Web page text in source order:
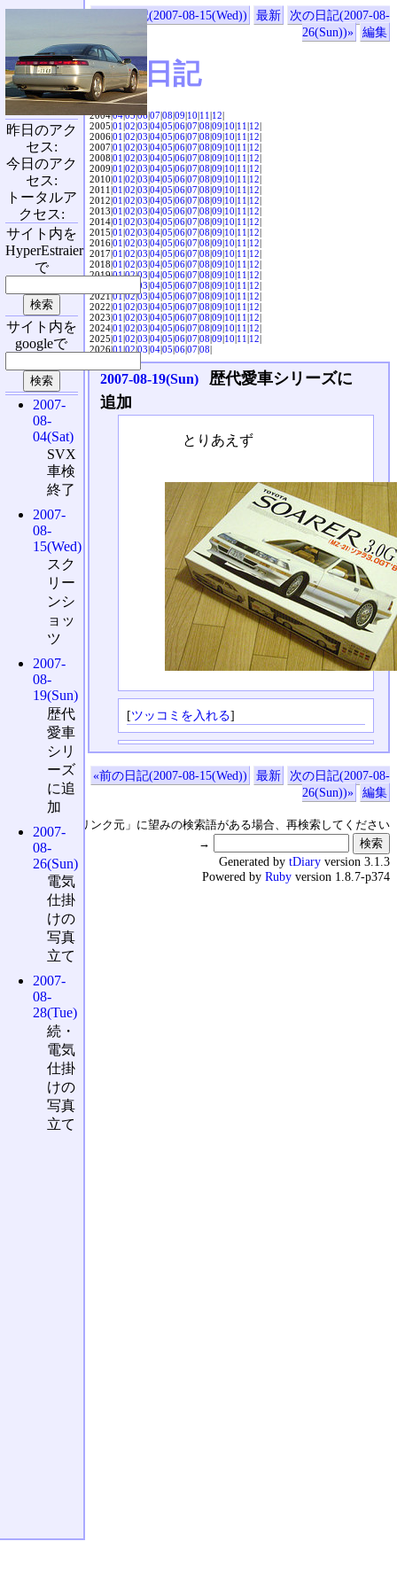
«前の日記(2007-08-15(Wed)) 最新
次の日記(2007-08-
26(Sun))»
編集
SVX日記
2004|04|05|06|07|08|09|10|11|12|
2005|01|02|03|04|05|06|07|08|09|10|11|12|
2006|01|02|03|04|05|06|07|08|09|10|11|12|
2007|01|02|03|04|05|06|07|08|09|10|11|12|
2008|01|02|03|04|05|06|07|08|09|10|11|12|
2009|01|02|03|04|05|06|07|08|09|10|11|12|
2010|01|02|03|04|05|06|07|08|09|10|11|12|
2011|01|02|03|04|05|06|07|08|09|10|11|12|
2012|01|02|03|04|05|06|07|08|09|10|11|12|
2013|01|02|03|04|05|06|07|08|09|10|11|12|
2014|01|02|03|04|05|06|07|08|09|10|11|12|
2015|01|02|03|04|05|06|07|08|09|10|11|12|
2016|01|02|03|04|05|06|07|08|09|10|11|12|
2017|01|02|03|04|05|06|07|08|09|10|11|12|
2018|01|02|03|04|05|06|07|08|09|10|11|12|
2019|01|02|03|04|05|06|07|08|09|10|11|12|
03|04|05|06|07|08|09|10|11|12|
2021|01|02|03|04|05|06|07|08|09|10|11|12|
2022|01|02|03|04|05|06|07|08|09|10|11|12|
2023|01|02|03|04|05|06|07|08|09|10|11|12|
2024|01|02|03|04|05|06|07|08|09|10|11|12|
2025|01|02|03|04|05|06|07|08|09|10|11|12|
2026|01|02|03|04|05|06|07|08|
2007-08-19(Sun)
歴代愛車シリーズに
追加
とりあえず
[ツッコミを入れる]
«前の日記(2007-08-15(Wed)) 最新
次の日記(2007-08-
26(Sun))»
編集
↑の「本日のリンク元」に望みの検索語がある場合、再検索してください
→
昨日のアク
セス:
今日のアク
セス:
トータルア
クセス:
サイト内を
HyperEstraier
で
サイト内を
googleで
2007-
08-
04(Sat)
SVX
車検
終了
2007-
08-
15(Wed)
スク
リー
ンシ
ョッ
ツ
2007-
08-
19(Sun)
歴代
愛車
シリ
ーズ
に追
加
2007-
08-
26(Sun)
電気
仕掛
けの
写真
立て
2007-
08-
28(Tue)
続・
電気
仕掛
けの
写真
立て
Generated by tDiary version 3.1.3
Powered by Ruby version 1.8.7-p374